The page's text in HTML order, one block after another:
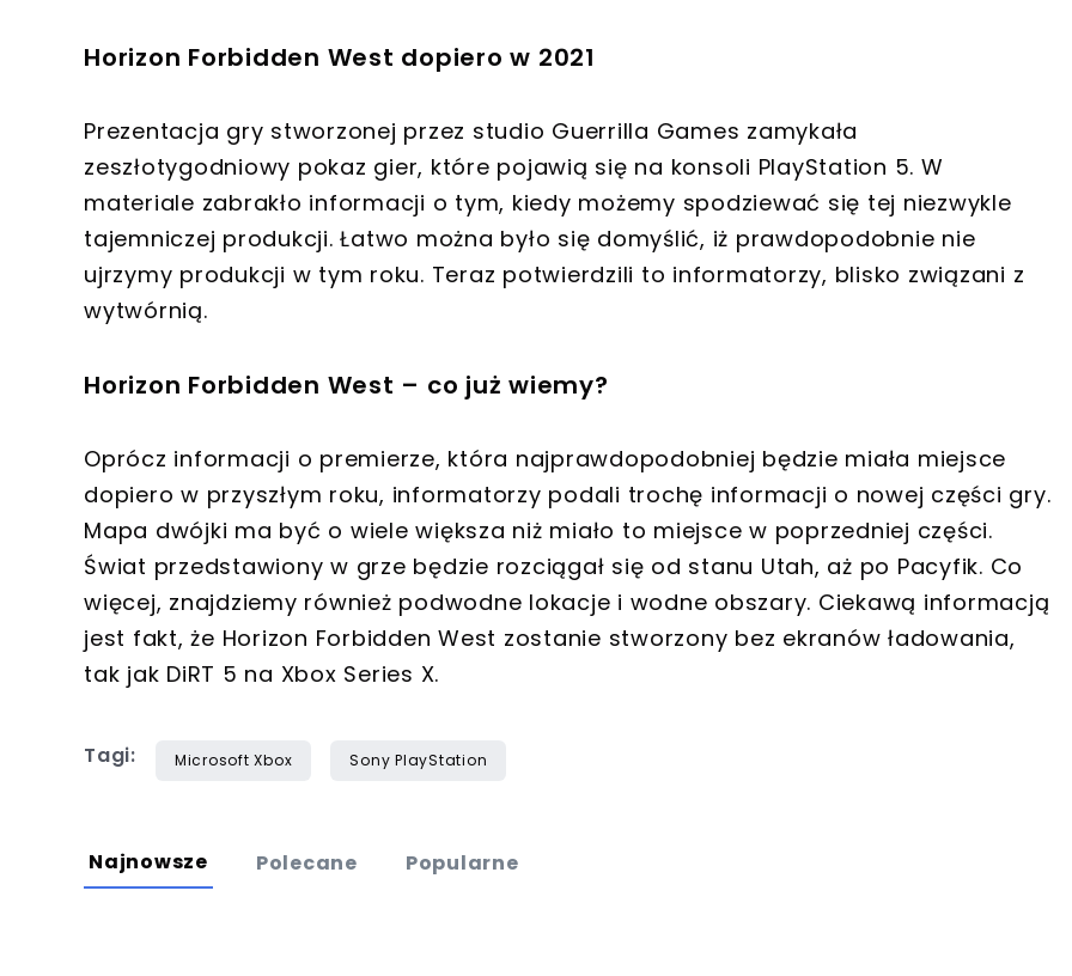
Horizon Forbidden West dopiero w 2021
Prezentacja gry stworzonej przez studio Guerrilla Games zamykała
zeszłotygodniowy pokaz gier, które pojawią się na konsoli PlayStation 5. W
materiale zabrakło informacji o tym, kiedy możemy spodziewać się tej niezwykle
tajemniczej produkcji. Łatwo można było się domyślić, iż prawdopodobnie nie
ujrzymy produkcji w tym roku. Teraz potwierdzili to informatorzy, blisko związani z
wytwórnią.
Horizon Forbidden West – co już wiemy?
Oprócz informacji o premierze, która najprawdopodobniej będzie miała miejsce
dopiero w przyszłym roku, informatorzy podali trochę informacji o nowej części gry.
Mapa dwójki ma być o wiele większa niż miało to miejsce w poprzedniej części.
Świat przedstawiony w grze będzie rozciągał się od stanu Utah, aż po Pacyfik. Co
więcej, znajdziemy również podwodne lokacje i wodne obszary. Ciekawą informacją
jest fakt, że Horizon Forbidden West zostanie stworzony bez ekranów ładowania,
tak jak DiRT 5 na Xbox Series X.
Tagi: Microsoft Xbox Sony PlayStation
Najnowsze Polecane Popularne